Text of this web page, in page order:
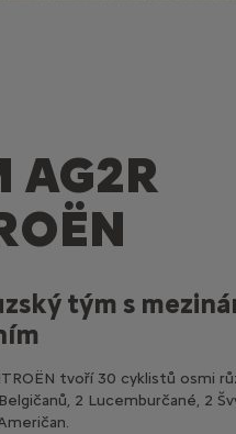
AG2R
tým s
tvoří 30 cyklistů osmi
2 Lucemburčané, 2